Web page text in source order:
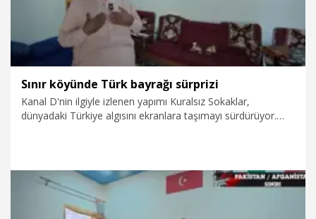
Sınır köyünde Türk bayrağı sürprizi
Kanal D'nin ilgiyle izlenen yapımı Kuralsız Sokaklar,
dünyadaki Türkiye algısını ekranlara taşımayı sürdürüyor.
damga vurdu